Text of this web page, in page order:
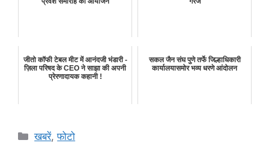
जीतो कॉफी टेबल मीट में आनंदजी भंडारी -
ज़िला परिषद के CEO ने साझा की अपनी
प्रेरणादायक कहानी !
सकल जैन संघ पुणे तर्फे जिल्हाधिकारी
कार्यालयासमोर भव्य धरणे आंदोलन
Categories
खबरें,फोटो